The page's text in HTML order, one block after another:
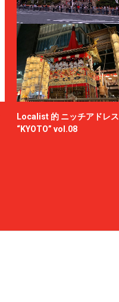
Localist 的 ニッチアドレス
“KYOTO” vol.08